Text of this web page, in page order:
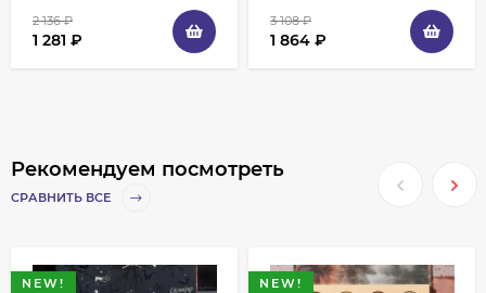
2 136₽
1 281 ₽
3 108₽
1 864 ₽
Рекомендуем посмотреть
СРАВНИТЬ ВСЕ
NEW! NEW!